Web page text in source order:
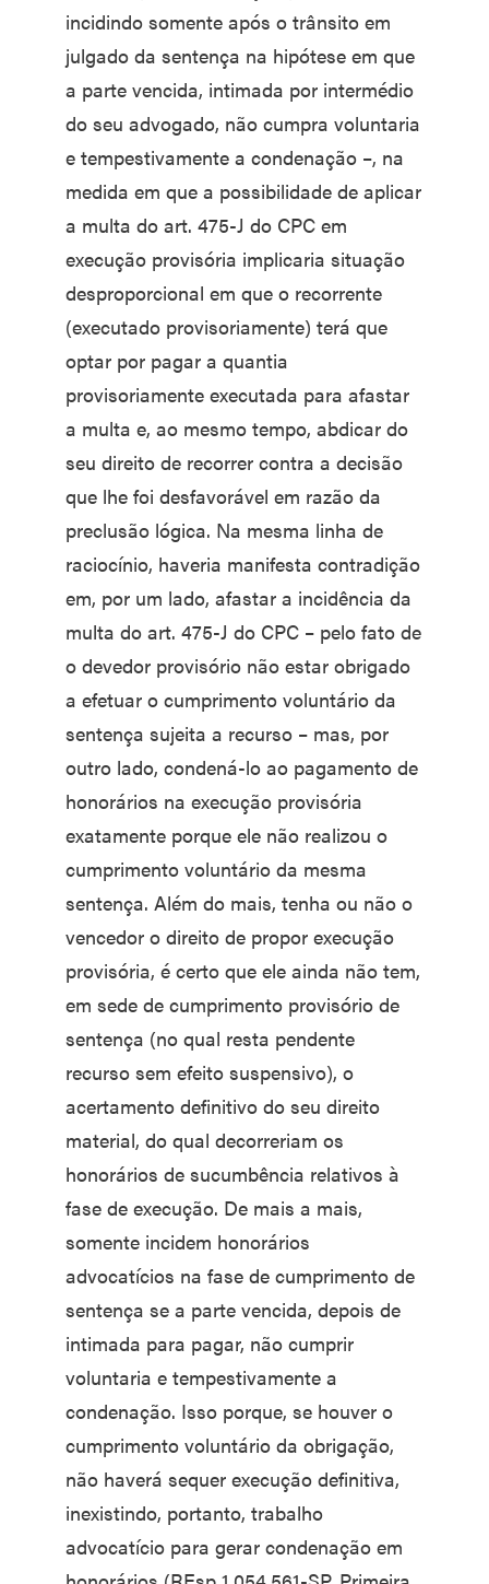
incidindo somente após o trânsito em
julgado da sentença na hipótese em que
a parte vencida, intimada por intermédio
do seu advogado, não cumpra voluntaria
e tempestivamente a condenação –, na
medida em que a possibilidade de aplicar
a multa do art. 475-J do CPC em
execução provisória implicaria situação
desproporcional em que o recorrente
(executado provisoriamente) terá que
optar por pagar a quantia
provisoriamente executada para afastar
a multa e, ao mesmo tempo, abdicar do
seu direito de recorrer contra a decisão
que lhe foi desfavorável em razão da
preclusão lógica. Na mesma linha de
raciocínio, haveria manifesta contradição
em, por um lado, afastar a incidência da
multa do art. 475-J do CPC – pelo fato de
o devedor provisório não estar obrigado
a efetuar o cumprimento voluntário da
sentença sujeita a recurso – mas, por
outro lado, condená-lo ao pagamento de
honorários na execução provisória
exatamente porque ele não realizou o
cumprimento voluntário da mesma
sentença. Além do mais, tenha ou não o
vencedor o direito de propor execução
provisória, é certo que ele ainda não tem,
em sede de cumprimento provisório de
sentença (no qual resta pendente
recurso sem efeito suspensivo), o
acertamento definitivo do seu direito
material, do qual decorreriam os
honorários de sucumbência relativos à
fase de execução. De mais a mais,
somente incidem honorários
advocatícios na fase de cumprimento de
sentença se a parte vencida, depois de
intimada para pagar, não cumprir
voluntaria e tempestivamente a
condenação. Isso porque, se houver o
cumprimento voluntário da obrigação,
não haverá sequer execução definitiva,
inexistindo, portanto, trabalho
advocatício para gerar condenação em